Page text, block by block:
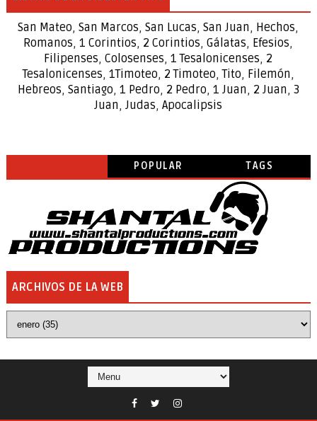
San Mateo,San Marcos,San Lucas,San Juan, Hechos,
Romanos,1 Corintios, 2 Corintios,Gálatas, Efesios,
Filipenses,Colosenses,1Tesalonicenses, 2
Tesalonicenses, 1Timoteo, 2Timoteo, Tito, Filemón,
Hebreos, Santiago, 1 Pedro, 2 Pedro, 1 Juan, 2 Juan, 3
Juan,Judas,Apocalipsis
POPULAR TAGS
ARCHIVOS DE LA WEB